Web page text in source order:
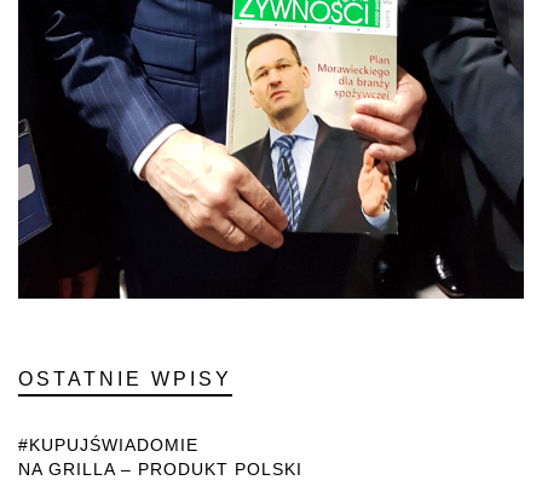
OSTATNIE WPISY
#KUPUJŚWIADOMIE
NA GRILLA – PRODUKT POLSKI